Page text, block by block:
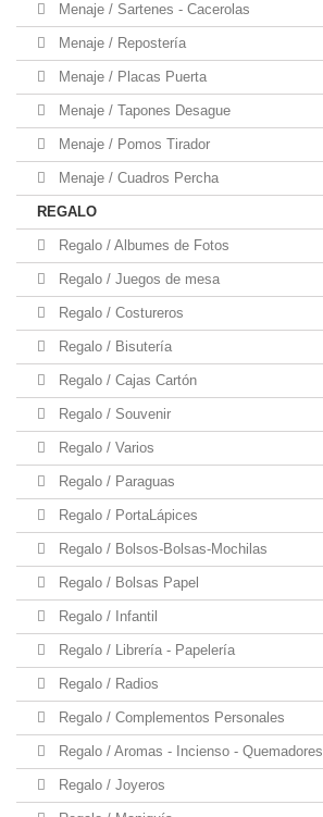
Menaje / Sartenes - Cacerolas
Menaje / Repostería
Menaje / Placas Puerta
Menaje / Tapones Desague
Menaje / Pomos Tirador
Menaje / Cuadros Percha
REGALO
Regalo / Albumes de Fotos
Regalo / Juegos de mesa
Regalo / Costureros
Regalo / Bisutería
Regalo / Cajas Cartón
Regalo / Souvenir
Regalo / Varios
Regalo / Paraguas
Regalo / PortaLápices
Regalo / Bolsos-Bolsas-Mochilas
Regalo / Bolsas Papel
Regalo / Infantil
Regalo / Librería - Papelería
Regalo / Radios
Regalo / Complementos Personales
Regalo / Aromas - Incienso - Quemadores
Regalo / Joyeros